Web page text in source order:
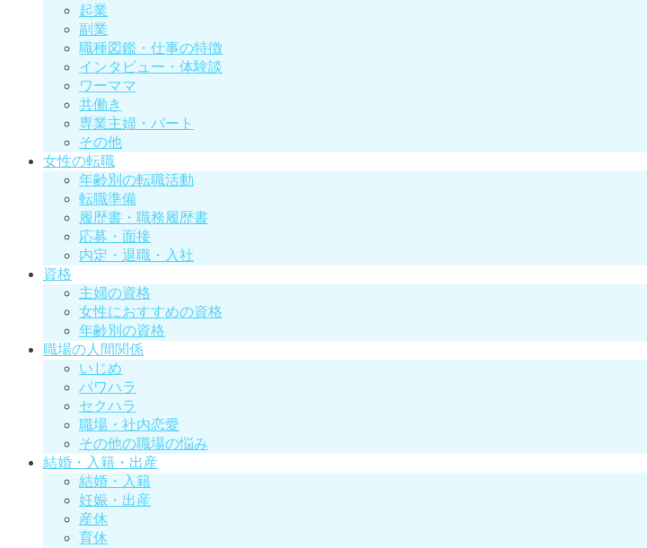
起業
副業
職種図鑑・仕事の特徴
インタビュー・体験談
ワーママ
共働き
専業主婦・パート
その他
女性の転職
年齢別の転職活動
転職準備
履歴書・職務履歴書
応募・面接
内定・退職・入社
資格
主婦の資格
女性におすすめの資格
年齢別の資格
職場の人間関係
いじめ
パワハラ
セクハラ
職場・社内恋愛
その他の職場の悩み
結婚・入籍・出産
結婚・入籍
妊娠・出産
産休
育休